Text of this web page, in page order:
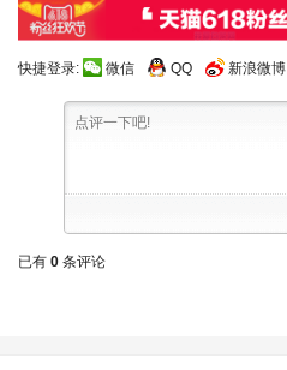
快捷登录: 微信 QQ 新浪微博
已有 0 条评论